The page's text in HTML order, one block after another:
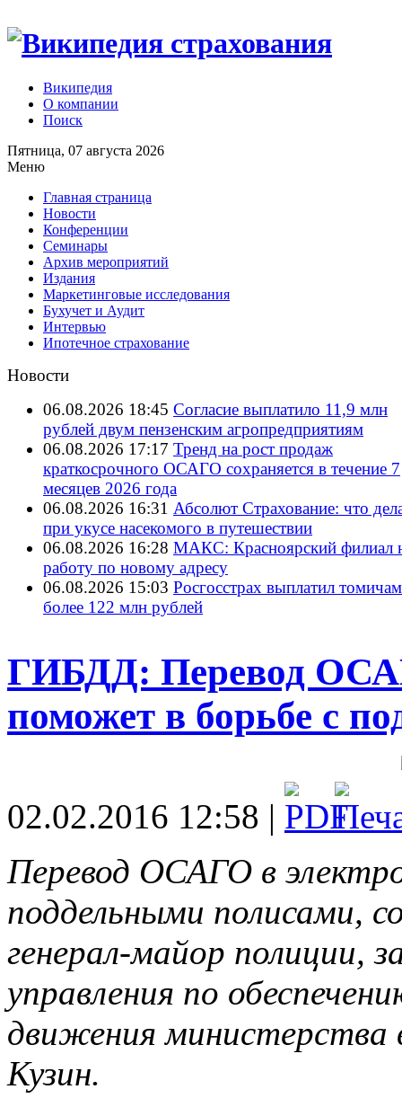
Википедия
О компании
Поиск
Пятница, 07 августа 2026
Меню
Главная страница
Новости
Конференции
Семинары
Архив мероприятий
Издания
Маркетинговые исследования
Бухучет и Аудит
Интервью
Ипотечное страхование
Новости
06.08.2026 18:45 Согласие выплатило 11,9 млн
рублей двум пензенским агропредприятиям
06.08.2026 17:17 Тренд на рост продаж
краткосрочного ОСАГО сохраняется в течение 7
месяцев 2026 года
06.08.2026 16:31 Абсолют Страхование: что
при укусе насекомого в путешествии
06.08.2026 16:28 МАКС: Красноярский филиал
работу по новому адресу
06.08.2026 15:03 Росгосстрах выплатил томичам
более 122 млн рублей
ГИБДД: Перевод
поможет в борьбе с
02.02.2016 12:58 |
Перевод ОСАГО в
поддельными полисами,
генерал-майор полиции,
управления по
движения министерства
Кузин.